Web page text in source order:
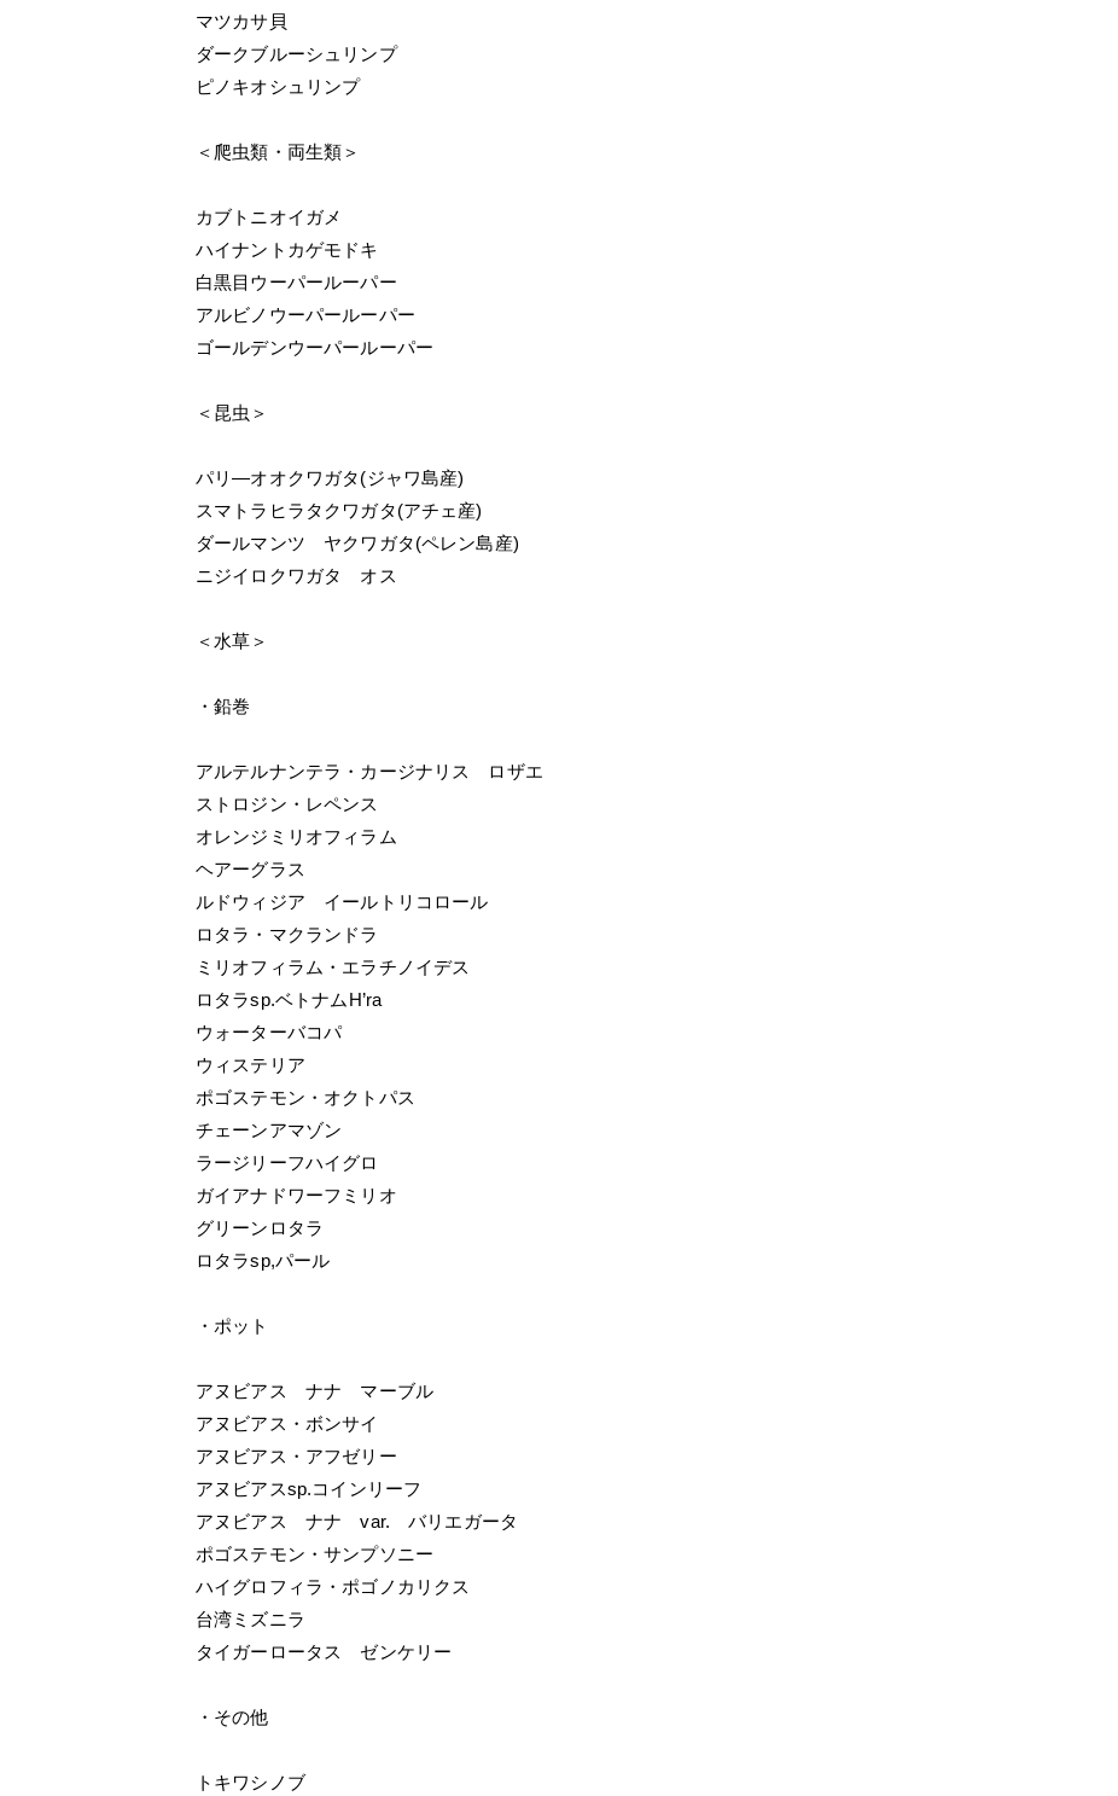
マツカサ貝
ダークブルーシュリンプ
ピノキオシュリンプ
＜爬虫類・両生類＞
カブトニオイガメ
ハイナントカゲモドキ
白黒目ウーパールーパー
アルビノウーパールーパー
ゴールデンウーパールーパー
＜昆虫＞
パリ―オオクワガタ(ジャワ島産)
スマトラヒラタクワガタ(アチェ産)
ダールマンツ ヤクワガタ(ペレン島産)
ニジイロクワガタ オス
＜水草＞
・鉛巻
アルテルナンテラ・カージナリス ロザエ
ストロジン・レペンス
オレンジミリオフィラム
ヘアーグラス
ルドウィジア イールトリコロール
ロタラ・マクランドラ
ミリオフィラム・エラチノイデス
ロタラsp.ベトナムH’ra
ウォーターバコパ
ウィステリア
ポゴステモン・オクトパス
チェーンアマゾン
ラージリーフハイグロ
ガイアナドワーフミリオ
グリーンロタラ
ロタラsp,パール
・ポット
アヌビアス ナナ マーブル
アヌビアス・ボンサイ
アヌビアス・アフゼリー
アヌビアスsp.コインリーフ
アヌビアス ナナ var. バリエガータ
ポゴステモン・サンプソニー
ハイグロフィラ・ポゴノカリクス
台湾ミズニラ
タイガーロータス ゼンケリー
・その他
トキワシノブ